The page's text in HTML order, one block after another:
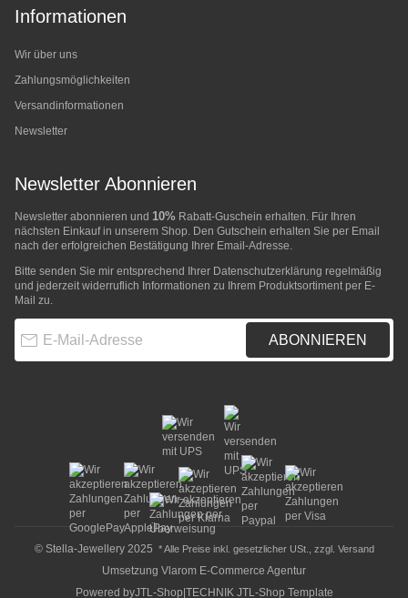
Informationen
Wir über uns
Zahlungsmöglichkeiten
Versandinformationen
Newsletter
Newsletter Abonnieren
Newsletter abonnieren und 10% Rabatt-Guschein erhalten. Für Ihren
nächsten Einkauf in unserem Shop. Den Gutschein erhalten Sie per Email
nach der erfolgreichen Bestätigung Ihrer Email-Adresse.
Bitte senden Sie mir entsprechend Ihrer Datenschutzerklärung regelmäßig
und jederzeit widerruflich Informationen zu Ihrem Produktsortiment per E-
Mail zu.
ABONNIEREN
© Stella-Jewellery 2025 * Alle Preise inkl. gesetzlicher USt., zzgl. Versand
Umsetzung Vlarom E-Commerce Agentur
Powered byJTL-Shop TECHNIK JTL-Shop Template